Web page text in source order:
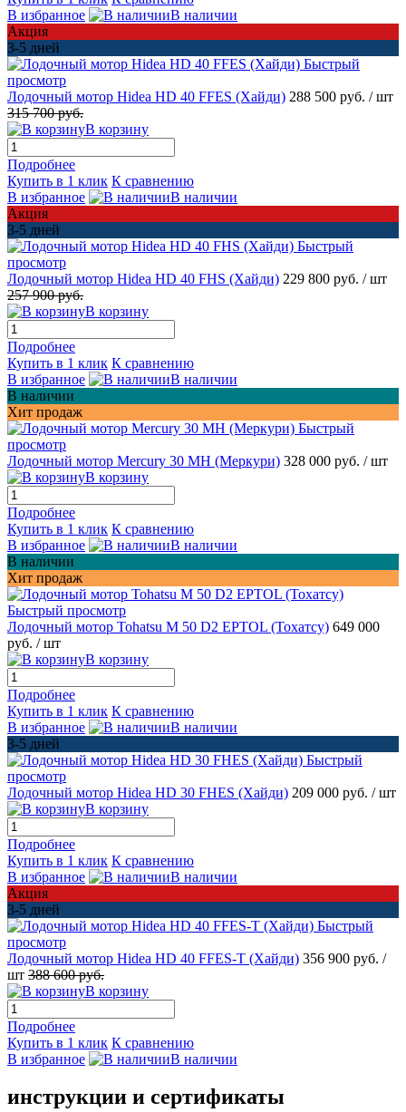
В избранное
В наличии
Акция
3-5 дней
Быстрый
просмотр
Лодочный мотор Hidea HD 40 FFES (Хайди) 288 500 руб. / шт
315 700 руб.
В корзину
Подробнее
Купить в 1 клик К сравнению
В избранное
В наличии
Акция
3-5 дней
Быстрый
просмотр
Лодочный мотор Hidea HD 40 FHS (Хайди) 229 800 руб. / шт
257 900 руб.
В корзину
Подробнее
Купить в 1 клик К сравнению
В избранное
В наличии
В наличии
Хит продаж
Быстрый
просмотр
Лодочный мотор Mercury 30 MH (Меркури) 328 000 руб. / шт
В корзину
Подробнее
Купить в 1 клик К сравнению
В избранное
В наличии
В наличии
Хит продаж
Быстрый просмотр
Лодочный мотор Tohatsu M 50 D2 EPTOL (Тохатсу) 649 000
руб. / шт
В корзину
Подробнее
Купить в 1 клик К сравнению
В избранное
В наличии
3-5 дней
Быстрый
просмотр
Лодочный мотор Hidea HD 30 FHES (Хайди) 209 000 руб. / шт
В корзину
Подробнее
Купить в 1 клик К сравнению
В избранное
В наличии
Акция
3-5 дней
Быстрый
просмотр
Лодочный мотор Hidea HD 40 FFES-T (Хайди) 356 900 руб. /
шт 388 600 руб.
В корзину
Подробнее
Купить в 1 клик К сравнению
В избранное
В наличии
инструкции и сертификаты